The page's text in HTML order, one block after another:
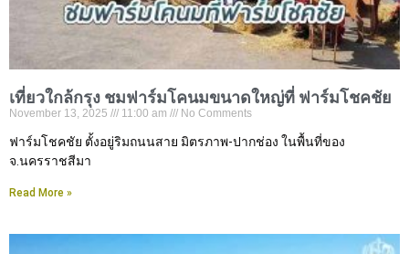
เที่ยวใกล้กรุง ชมฟาร์มโคนมขนาดใหญ่ที่ ฟาร์มโชคชัย
November 13, 2025 11:00 am No Comments
ฟาร์มโชคชัย ตั้งอยู่ริมถนนสาย มิตรภาพ-ปากช่อง ในพื้นที่ของ
จ.นครราชสีมา
Read More »